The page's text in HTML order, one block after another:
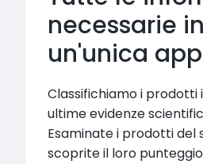
necessarie in
un'unica app
Classifichiamo i prodotti
ultime evidenze
Esaminate i prodotti
scoprite il loro punteggio